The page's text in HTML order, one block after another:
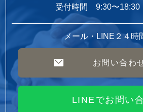
受付時間 9:30〜18:30
メール・LINE２４時
お問い合わ
LINEでお問い